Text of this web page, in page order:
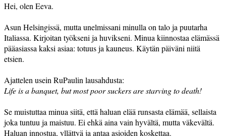
Hei, olen Eeva.
Asun Helsingissä, mutta unelmissani minulla on talo ja puutarha
Italiassa. Kirjoitan työkseni ja huvikseni. Minua kiinnostaa elämässä
pääasiassa kaksi asiaa: totuus ja kauneus. Käytän päiväni niitä
etsien.
Ajattelen usein RuPaulin lausahdusta:
Life is a banquet, but most poor suckers are starving to death!
Se muistuttaa minua siitä, että haluan elää runsasta elämää, sellaista
joka tuntuu ja maistuu. Ei ehkä aina vain hyvältä, mutta väkevältä.
Haluan innostua, yllättyä ja antaa asioiden koskettaa.